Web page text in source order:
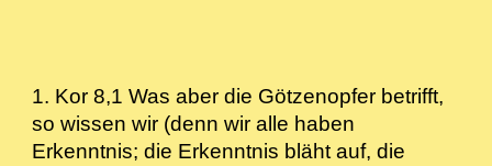
1. Kor 8,1 Was aber die Götzenopfer betrifft,
so wissen wir (denn wir alle haben
Erkenntnis; die Erkenntnis bläht auf, die